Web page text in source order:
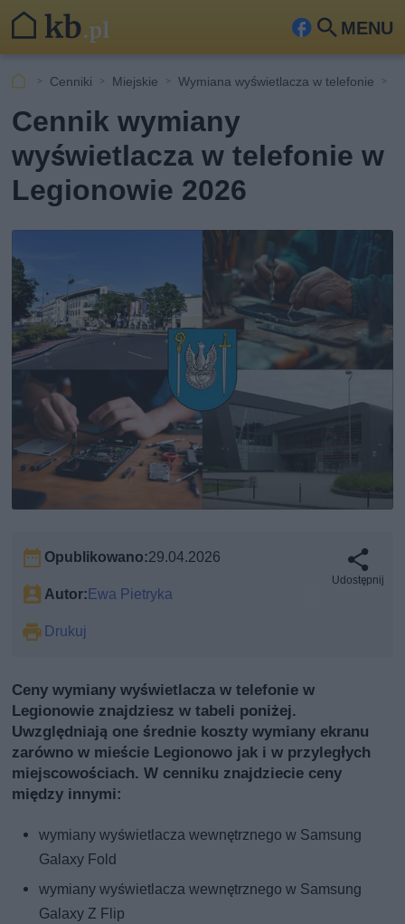
MENU
Fa
ook
Szu
kaj
Cenniki Miejskie Wymiana wyświetlacza w telefonie
Cennik wymiany
wyświetlacza w telefonie w
Legionowie 2026
Opublikowano:29.04.2026
Autor: Ewa Pietryka
Drukuj
Udostępnij
Ceny wymiany wyświetlacza w telefonie w
Legionowie znajdziesz w tabeli poniżej.
Uwzględniają one średnie koszty wymiany ekranu
zarówno w mieście Legionowo jak i w przyległych
miejscowościach. W cenniku znajdziecie ceny
między innymi:
wymiany wyświetlacza wewnętrznego w Samsung
Galaxy Fold
wymiany wyświetlacza wewnętrznego w Samsung
Galaxy Z Flip